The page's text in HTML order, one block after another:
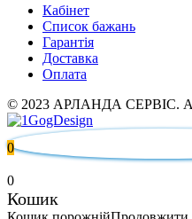
Кабінет
Список бажань
Гарантія
Доставка
Оплата
© 2023 АРЛАНДА СЕРВІС. All
0
0
Кошик